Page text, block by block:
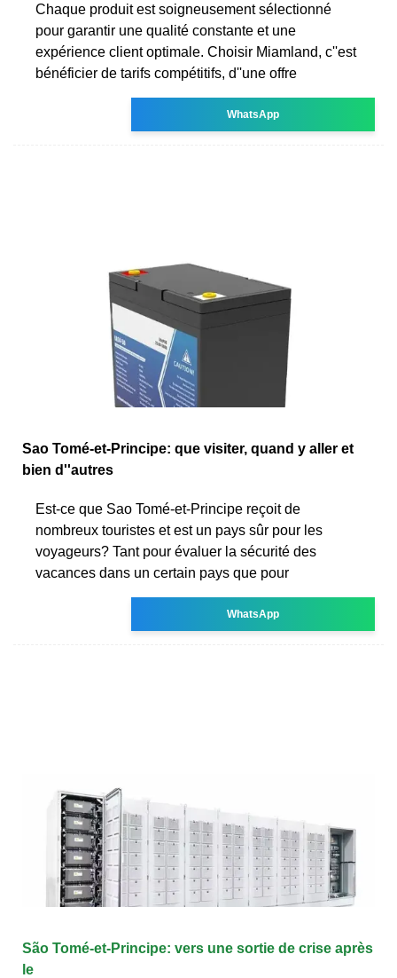
Chaque produit est soigneusement sélectionné
pour garantir une qualité constante et une
expérience client optimale. Choisir Miamland, c''est
bénéficier de tarifs compétitifs, d''une offre
WhatsApp
Sao Tomé-et-Principe: que visiter, quand y aller et
bien d''autres
Est-ce que Sao Tomé-et-Principe reçoit de
nombreux touristes et est un pays sûr pour les
voyageurs? Tant pour évaluer la sécurité des
vacances dans un certain pays que pour
WhatsApp
São Tomé-et-Principe: vers une sortie de crise après
le